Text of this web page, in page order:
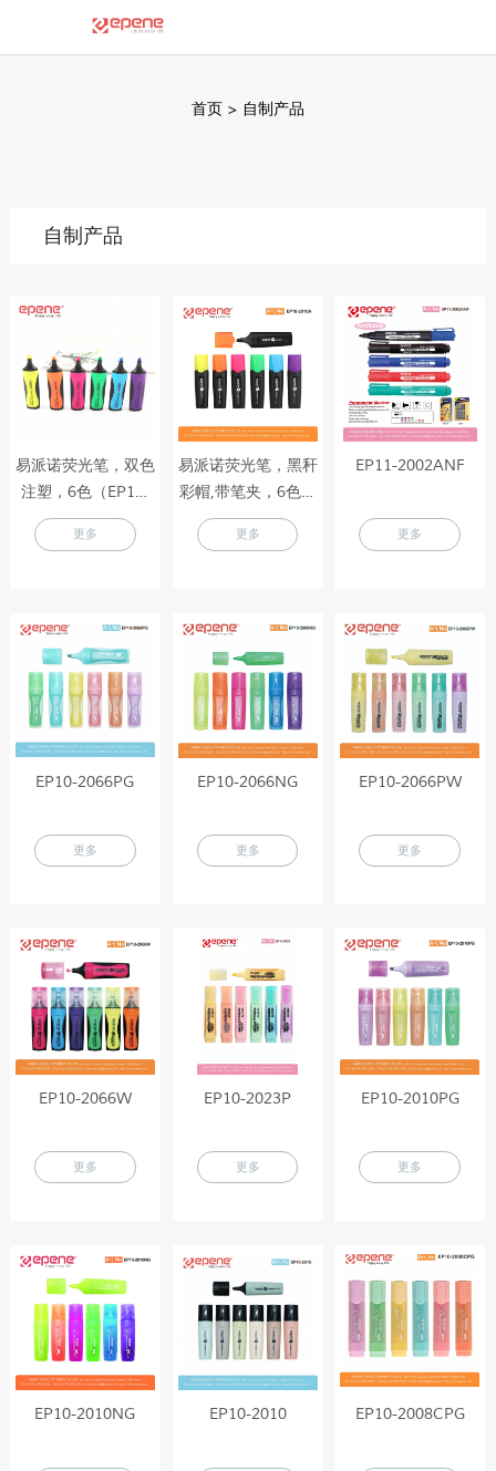
首页 > 自制产品
自制产品
易派诺荧光笔，双色
注塑，6色（EP10-
2066）
更多
易派诺荧光笔，黑秆
彩帽,带笔夹，6色可
选（EP10-2010A）
更多
EP11-2002ANF
更多
EP10-2066PG
更多
EP10-2066NG
更多
EP10-2066PW
更多
EP10-2066W
更多
EP10-2023P
更多
EP10-2010PG
更多
EP10-2010NG EP10-2010 EP10-2008CPG